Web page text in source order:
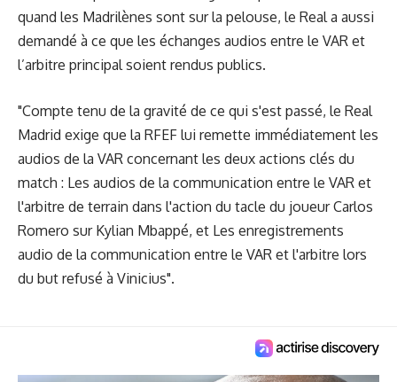
quand les Madrilènes sont sur la pelouse, le Real a aussi
demandé à ce que les échanges audios entre le VAR et
l’arbitre principal soient rendus publics.
"Compte tenu de la gravité de ce qui s'est passé, le Real
Madrid exige que la RFEF lui remette immédiatement les
audios de la VAR concernant les deux actions clés du
match : Les audios de la communication entre le VAR et
l'arbitre de terrain dans l'action du tacle du joueur Carlos
Romero sur Kylian Mbappé, et Les enregistrements
audio de la communication entre le VAR et l'arbitre lors
du but refusé à Vinicius".